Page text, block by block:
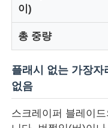
뉴스
견적 요청
LSR 사출 성형기
이)
총 중량
플래시 없는 가장
없음
스크레이퍼 블레이